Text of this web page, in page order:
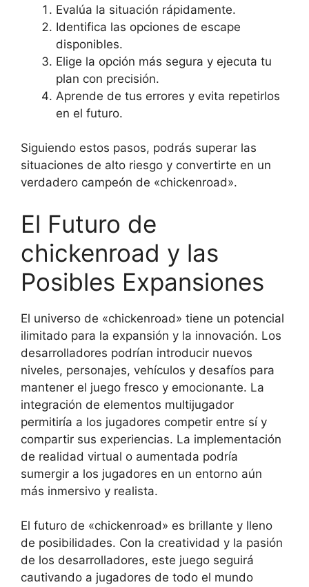
Evalúa la situación rápidamente.
Identifica las opciones de escape
disponibles.
Elige la opción más segura y ejecuta tu
plan con precisión.
Aprende de tus errores y evita repetirlos
en el futuro.
Siguiendo estos pasos, podrás superar las
situaciones de alto riesgo y convertirte en un
verdadero campeón de «chickenroad».
El Futuro de
chickenroad y las
Posibles Expansiones
El universo de «chickenroad» tiene un potencial
ilimitado para la expansión y la innovación. Los
desarrolladores podrían introducir nuevos
niveles, personajes, vehículos y desafíos para
mantener el juego fresco y emocionante. La
integración de elementos multijugador
permitiría a los jugadores competir entre sí y
compartir sus experiencias. La implementación
de realidad virtual o aumentada podría
sumergir a los jugadores en un entorno aún
más inmersivo y realista.
El futuro de «chickenroad» es brillante y lleno
de posibilidades. Con la creatividad y la pasión
de los desarrolladores, este juego seguirá
cautivando a jugadores de todo el mundo